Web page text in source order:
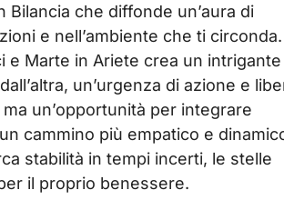
Bilancia che diffonde un’aura di
e nell’ambiente che ti circonda.
e Marte in Ariete crea un intrigante
un’urgenza di azione e
un’opportunità per integrare
cammino più empatico e
stabilità in tempi incerti, le stelle
il proprio benessere.